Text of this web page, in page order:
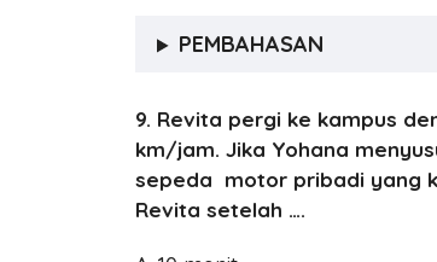
PEMBAHASAN
9. Revita pergi ke kampus
km/jam. Jika Yohana
sepeda motor pribadi yang
Revita setelah ….